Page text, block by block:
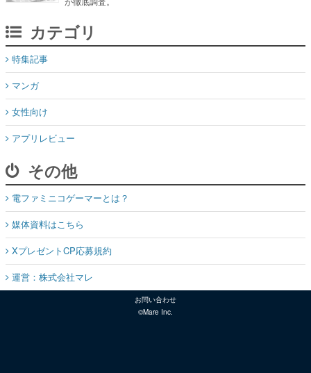
カテゴリ
特集記事
マンガ
女性向け
アプリレビュー
その他
電ファミニコゲーマーとは？
媒体資料はこちら
XプレゼントCP応募規約
運営：株式会社マレ
お問い合わせ
©Mare Inc.